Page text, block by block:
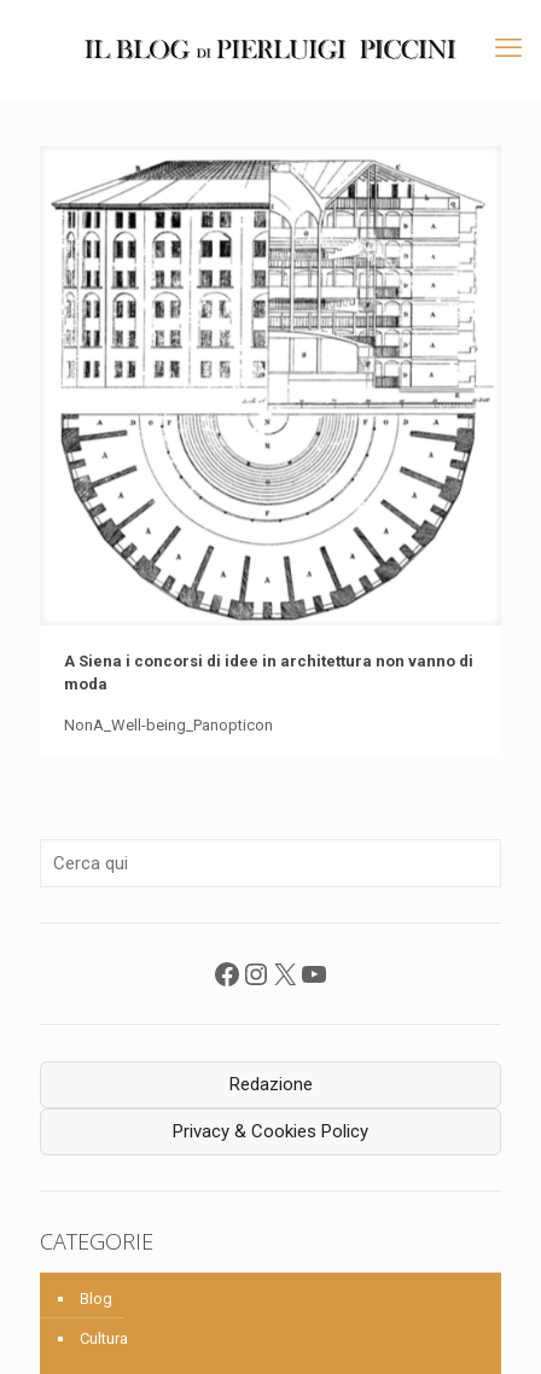
A Siena i concorsi di idee in architettura non vanno di
moda
NonA_Well-being_Panopticon
Facebook
Instagram
X YouTube
Redazione
Privacy & Cookies Policy
CATEGORIE
Blog
Cultura